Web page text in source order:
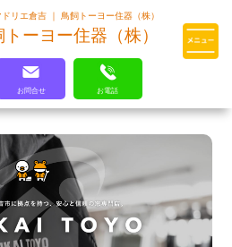
LIXILの厳しい基準を
住まいのプロ集団です
ドリエ倉吉 ｜ 鳥飼トーヨー住器（株）
ーヨー住器（株）
お問合せ お電話